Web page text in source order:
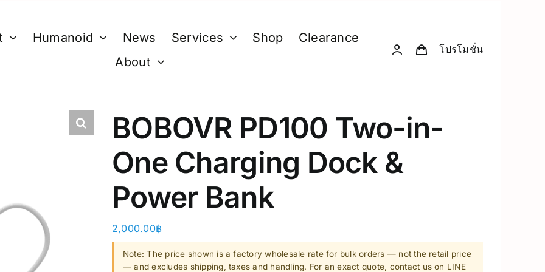
Ray-Ban Meta Glasses
Bestseller
VGA Card
Supermicro GPU Server
Mini/Micro PC & eGPU
Unitree-Humanoid
Model Comparison – Unitree
Drone
Accessories
Humanoid News Services Shop
Clearance
About
โปรโมชั่น
BOBOVR PD100 Two-in-
One Charging Dock &
Power Bank
2,000.00฿
Note: The price shown is a factory wholesale rate for bulk orders — not the retail price
— and excludes shipping, taxes and handling. For an exact quote, contact us on LINE